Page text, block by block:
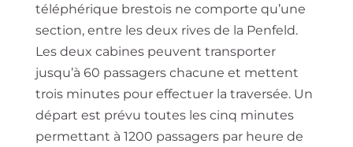
téléphérique brestois ne comporte qu’une
section, entre les deux rives de la Penfeld.
Les deux cabines peuvent transporter
jusqu’à 60 passagers chacune et mettent
trois minutes pour effectuer la traversée. Un
départ est prévu toutes les cinq minutes
permettant à 1200 passagers par heure de